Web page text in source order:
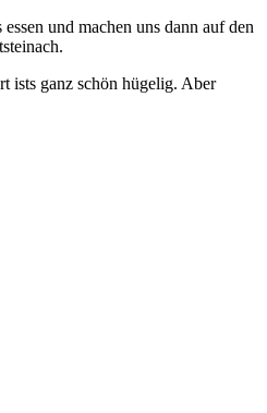
und machen uns dann auf den
ists ganz schön hügelig. Aber